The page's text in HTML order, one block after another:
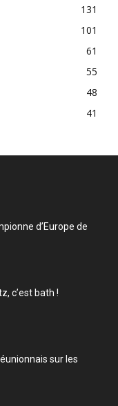
Saint-André_19 janvier2020
131
101
61
55
48
41
d’Europe de
c’est bath !
sur les